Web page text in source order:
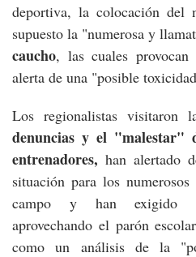
deportiva, la colocación del
supuesto la "numerosa y
caucho, las cuales
alerta de una "posible
Los regionalistas visitaron
denuncias y el "malestar"
entrenadores, han alertado
situación para los
campo y han exigido
aprovechando el parón
como un análisis de la